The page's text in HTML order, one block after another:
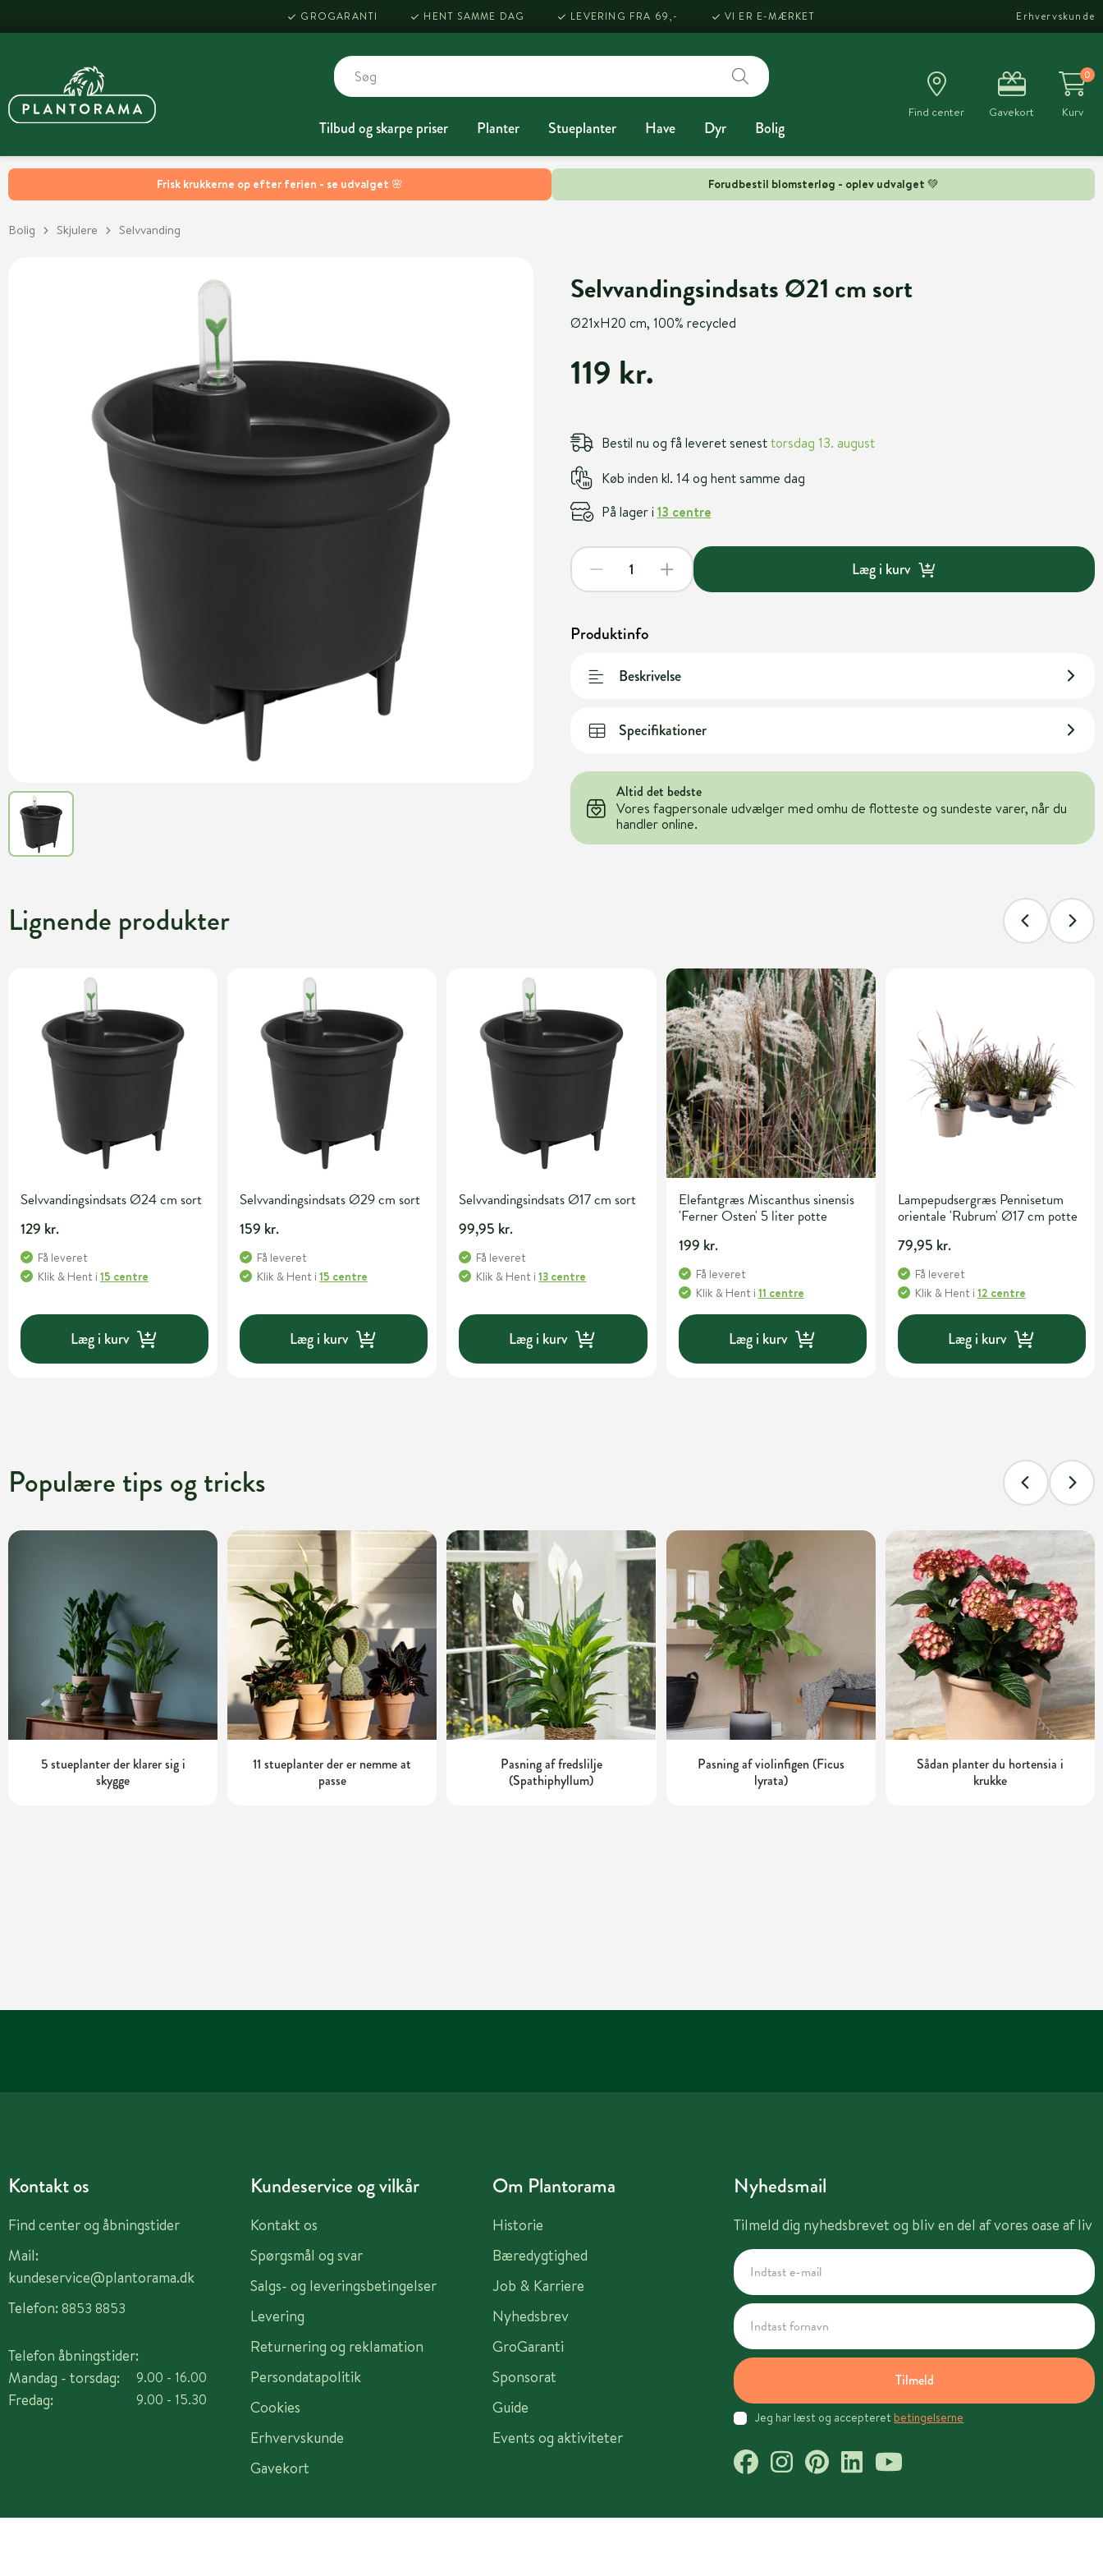
Frisk krukkerne op efter ferien - se udvalget 🌸 Forudbestil blomsterløg - oplev udvalget 💚
GROGARANTI HENT SAMME DAG LEVERING FRA 69,- VI ER E-MÆRKET Erhvervskunde
Tilbud og skarpe priser Planter Stueplanter Have Dyr Bolig
Find center Gavekort
0
Kurv
Bolig Skjulere Selvvanding
Selvvandingsindsats Ø21 cm sort
Ø21xH20 cm, 100% recycled
119 kr.
Bestil nu og få leveret senesttorsdag 13. august
Køb inden kl. 14 og hent samme dag
På lager i 13 centre
Læg i kurv
Produktinfo
Beskrivelse
Specifikationer
Altid det bedste
Vores fagpersonale udvælger med omhu de flotteste og sundeste varer, når du
handler online.
Lignende produkter
Selvvandingsindsats Ø24 cm sort
129 kr.
Få leveret
Klik & Hent i 15 centre
Læg i kurv
Selvvandingsindsats Ø29 cm sort
159 kr.
Få leveret
Klik & Hent i15 centre
Læg i kurv
Selvvandingsindsats Ø17 cm sort
99,95 kr.
Få leveret
Klik & Hent i13 centre
Læg i kurv
Elefantgræs Miscanthus sinensis
'Ferner Osten' 5 liter potte
199 kr.
Få leveret
Klik & Hent i 11 centre
Læg i kurv
Lampepudsergræs Pennisetum
orientale 'Rubrum' Ø17 cm potte
79,95 kr.
Få leveret
Klik & Hent i 12 centre
Læg i kurv
Populære tips og tricks
5 stueplanter der klarer sig i
skygge
11 stueplanter der er nemme at
passe
Pasning af fredslilje
(Spathiphyllum)
Pasning af violinfigen (Ficus
lyrata)
Sådan planter du hortensia i
krukke
Kontakt os
Find center og åbningstider
Mail:
kundeservice@plantorama.dk
Telefon: 8853 8853
Telefon åbningstider:
Mandag - torsdag:
Fredag:
9.00 - 16.00
9.00 - 15.30
Kundeservice og vilkår
Kontakt os
Spørgsmål og svar
Salgs- og leveringsbetingelser
Levering
Returnering og reklamation
Persondatapolitik
Cookies
Erhvervskunde
Gavekort
Om Plantorama
Historie
Bæredygtighed
Job & Karriere
Nyhedsbrev
GroGaranti
Sponsorat
Guide
Events og aktiviteter
Nyhedsmail
Tilmeld dig nyhedsbrevet og bliv en del af vores oase af liv
Tilmeld
Jeg har læst og accepteret betingelserne